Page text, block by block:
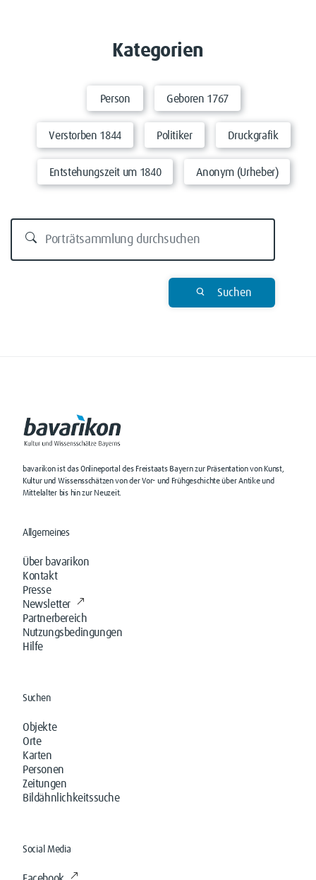
Kategorien
Person Geboren 1767
Verstorben 1844 Politiker Druckgrafik
Entstehungszeit um 1840 Anonym (Urheber)
Suchen
bavarikon ist das Onlineportal des Freistaats Bayern zur Präsentation von Kunst,
Kultur und Wissensschätzen von der Vor- und Frühgeschichte über Antike und
Mittelalter bis hin zur Neuzeit.
Allgemeines
Über bavarikon
Kontakt
Presse
Newsletter
Partnerbereich
Nutzungsbedingungen
Hilfe
Suchen
Objekte
Orte
Karten
Personen
Zeitungen
Bildähnlichkeitssuche
Social Media